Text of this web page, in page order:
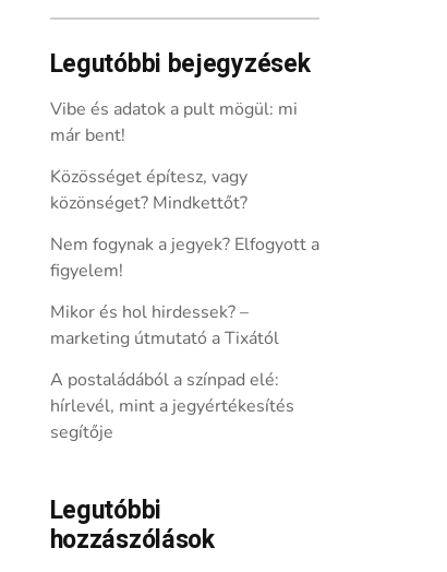
Legutóbbi bejegyzések
Vibe és adatok a pult mögül: mi
már bent!
Közösséget építesz, vagy
közönséget? Mindkettőt?
Nem fogynak a jegyek? Elfogyott a
figyelem!
Mikor és hol hirdessek? –
marketing útmutató a Tixától
A postaládából a színpad elé:
hírlevél, mint a jegyértékesítés
segítője
Legutóbbi
hozzászólások